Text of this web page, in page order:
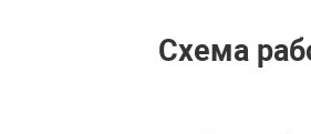
Схема